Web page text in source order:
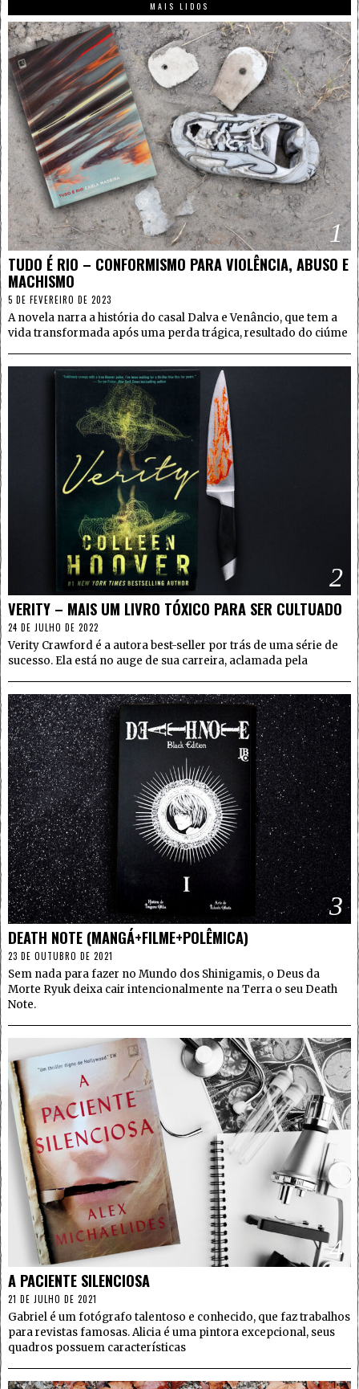
MAIS LIDOS
1
TUDO É RIO – CONFORMISMO PARA VIOLÊNCIA, ABUSO E
MACHISMO
5 DE FEVEREIRO DE 2023
A novela narra a história do casal Dalva e Venâncio, que tem a
vida transformada após uma perda trágica, resultado do ciúme
2
VERITY – MAIS UM LIVRO TÓXICO PARA SER CULTUADO
24 DE JULHO DE 2022
Verity Crawford é a autora best-seller por trás de uma série de
sucesso. Ela está no auge de sua carreira, aclamada pela
3
DEATH NOTE (MANGÁ+FILME+POLÊMICA)
23 DE OUTUBRO DE 2021
Sem nada para fazer no Mundo dos Shinigamis, o Deus da
Morte Ryuk deixa cair intencionalmente na Terra o seu Death
Note.
4
A PACIENTE SILENCIOSA
21 DE JULHO DE 2021
Gabriel é um fotógrafo talentoso e conhecido, que faz trabalhos
para revistas famosas. Alicia é uma pintora excepcional, seus
quadros possuem características